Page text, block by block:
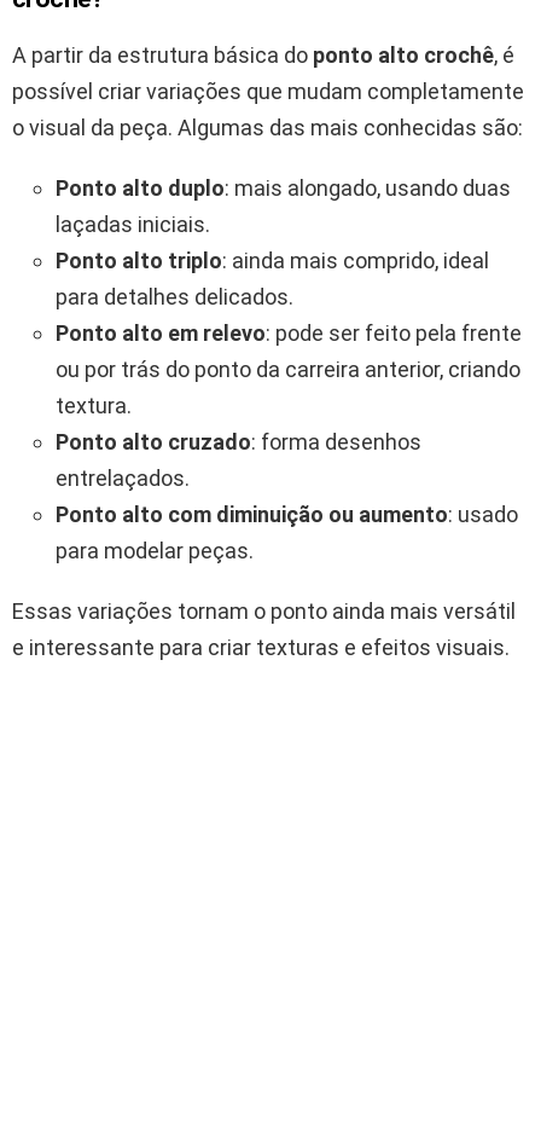
A partir da estrutura básica do ponto alto crochê, é
possível criar variações que mudam completamente
o visual da peça. Algumas das mais conhecidas são:
Ponto alto duplo: mais alongado, usando duas
laçadas iniciais.
Ponto alto triplo: ainda mais comprido, ideal
para detalhes delicados.
Ponto alto em relevo: pode ser feito pela frente
ou por trás do ponto da carreira anterior, criando
textura.
Ponto alto cruzado: forma desenhos
entrelaçados.
Ponto alto com diminuição ou aumento: usado
para modelar peças.
Essas variações tornam o ponto ainda mais versátil
e interessante para criar texturas e efeitos visuais.